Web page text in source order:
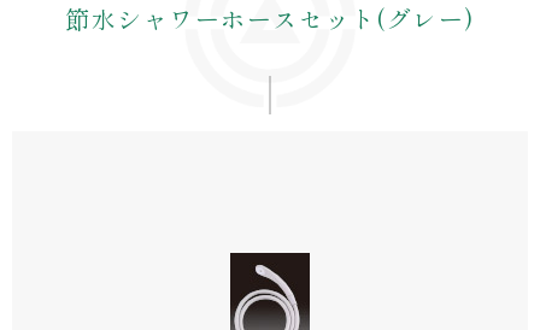
節水シャワーホースセット(グレー)